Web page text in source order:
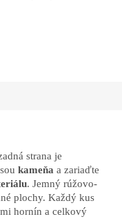
strana je
kameňa a zariaďte
. Jemný rúžovo-
plochy. Každý kus
hornín a celkový